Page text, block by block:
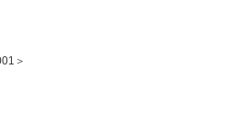
＞